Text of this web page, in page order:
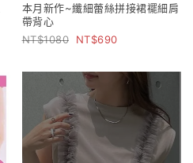
本月新作~纖細蕾絲拼接裙襬細肩
帶背心
1080
690